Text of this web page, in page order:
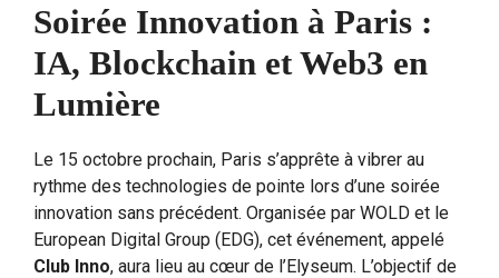
Soirée Innovation à Paris :
IA, Blockchain et Web3 en
Lumière
Le 15 octobre prochain, Paris s’apprête à vibrer au
rythme des technologies de pointe lors d’une soirée
innovation sans précédent. Organisée par WOLD et le
European Digital Group (EDG), cet événement, appelé
Club Inno, aura lieu au cœur de l’Elyseum. L’objectif de